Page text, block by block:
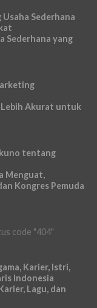
Sederhana
Sederhana yang
Lebih Akurat untuk
tentang
Menguat,
Kongres Pemuda
code "404"
Karier, Istri,
Indonesia
Lagu, dan